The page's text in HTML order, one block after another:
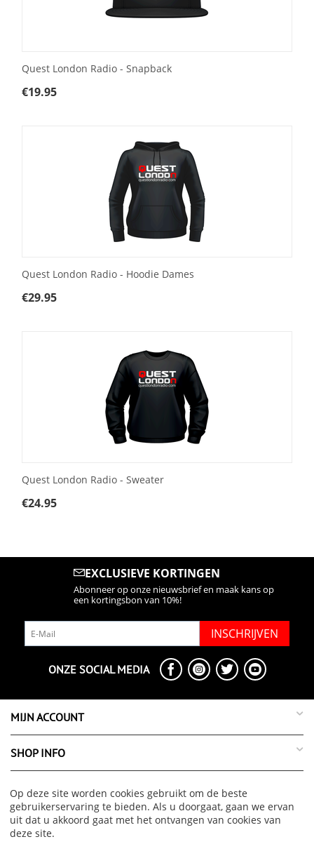
Quest London Radio - Snapback
€19.95
Quest London Radio - Hoodie Dames
€29.95
Quest London Radio - Sweater
€24.95
EXCLUSIEVE KORTINGEN
Abonneer op onze nieuwsbrief en maak kans op
een kortingsbon van 10%!
INSCHRIJVEN
ONZE SOCIAL MEDIA
MIJN ACCOUNT
SHOP INFO
SUPPORT INFO
OVER ONS
Op deze site worden cookies gebruikt om de beste
gebruikerservaring te bieden. Als u doorgaat, gaan we ervan
uit dat u akkoord gaat met het ontvangen van cookies van
deze site.